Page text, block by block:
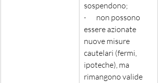
sospendono;
·       non possono
essere azionate
nuove misure
cautelari (fermi,
ipoteche), ma
rimangono valide